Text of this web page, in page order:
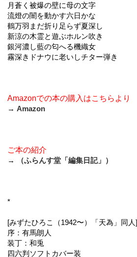
月蒼く被爆の壁に母の文字
流燈の闇を動かす六日かな
鶴万羽まだ折り足らず夏深し
新涼の木霊と遊ぶホルン吹き
銀河濃し藍の匂へる機織女
霧深きドナウに老いしチター弾き
Amazonでの本の購入はこちらより
→ Amazon
ご本の紹介
→
（ふらんす堂「編集日記」）
*
[みずたひろこ（1942〜）「天為」同人]
序：有馬朗人
装丁：和兎
四六判ソフトカバー装